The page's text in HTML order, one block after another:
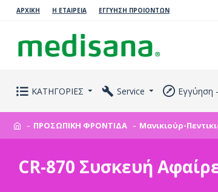
ΑΡΧΙΚΗ Η ΕΤΑΙΡΕΙΑ ΕΓΓΥΗΣΗ ΠΡΟΙΟΝΤΩΝ
ΚΑΤΗΓΟΡΙΕΣ Service Εγγύηση
ΠΡΟΣΩΠΙΚΗ ΦΡΟΝΤΙΔΑ Μανικιούρ-
CR-870 Συσκευή